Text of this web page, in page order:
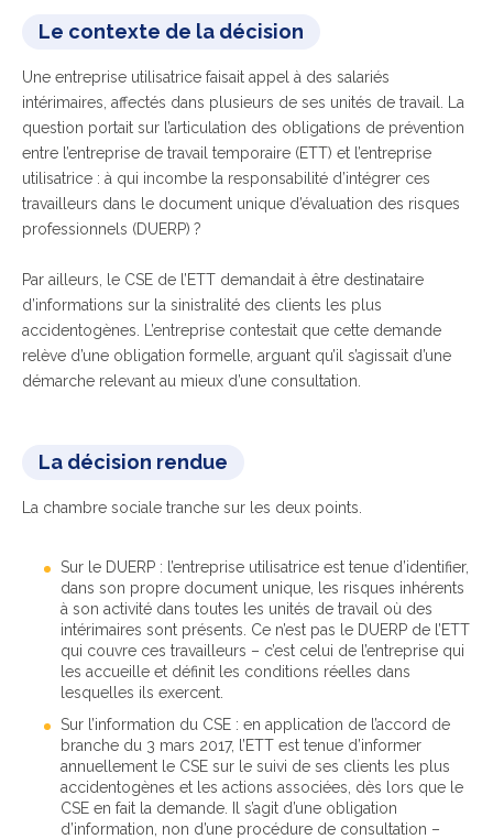
Le contexte de la décision
Une entreprise utilisatrice faisait appel à des salariés
intérimaires, affectés dans plusieurs de ses unités de travail. La
question portait sur l’articulation des obligations de prévention
entre l’entreprise de travail temporaire (ETT) et l’entreprise
utilisatrice : à qui incombe la responsabilité d’intégrer ces
travailleurs dans le document unique d’évaluation des risques
professionnels (DUERP) ?
Par ailleurs, le CSE de l’ETT demandait à être destinataire
d’informations sur la sinistralité des clients les plus
accidentogènes. L’entreprise contestait que cette demande
relève d’une obligation formelle, arguant qu’il s’agissait d’une
démarche relevant au mieux d’une consultation.
La décision rendue
La chambre sociale tranche sur les deux points.
Sur le DUERP : l’entreprise utilisatrice est tenue d’identifier,
dans son propre document unique, les risques inhérents
à son activité dans toutes les unités de travail où des
intérimaires sont présents. Ce n’est pas le DUERP de l’ETT
qui couvre ces travailleurs – c’est celui de l’entreprise qui
les accueille et définit les conditions réelles dans
lesquelles ils exercent.
Sur l’information du CSE : en application de l’accord de
branche du 3 mars 2017, l’ETT est tenue d’informer
annuellement le CSE sur le suivi de ses clients les plus
accidentogènes et les actions associées, dès lors que le
CSE en fait la demande. Il s’agit d’une obligation
d’information, non d’une procédure de consultation –